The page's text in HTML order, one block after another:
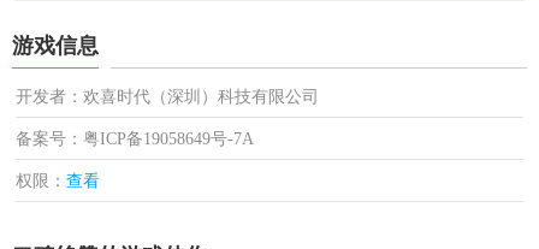
游戏信息
开发者：欢喜时代（深圳）科技有限公司
备案号：粤ICP备19058649号-7A
权限：查看